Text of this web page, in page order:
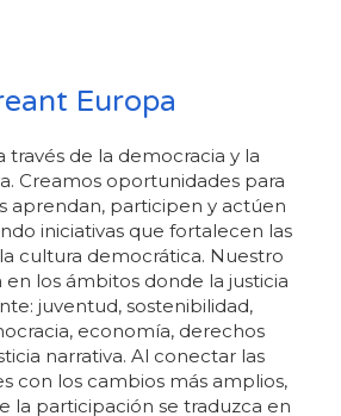
Europa
través de la democracia y la
Creamos oportunidades para
aprendan, participen y actúen
iniciativas que fortalecen las
cultura democrática. Nuestro
los ámbitos donde la justicia
juventud, sostenibilidad,
economía, derechos
narrativa. Al conectar las
con los cambios más amplios,
la participación se traduzca en